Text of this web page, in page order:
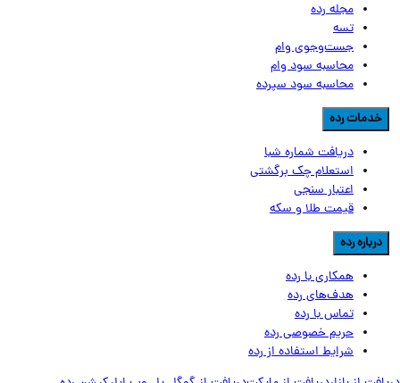
مجله رده
تسه
جست‌وجوی وام
محاسبه سود وام
محاسبه سود سپرده
رده
دریافت شماره شبا
استعلام چک برگشتی
اعتبار سنجی
قیمت طلا و سکه
رده
همکاری با رده
هدف‌های رده
تماس‌ با‌ رده
حریم خصوصی رده
شرایط استفاده از رده